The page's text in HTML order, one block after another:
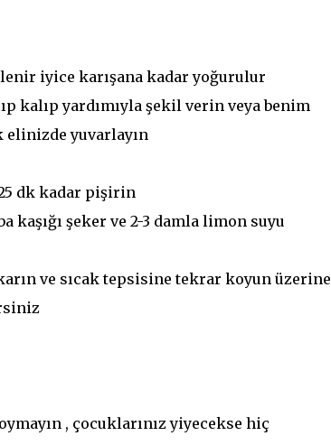
iyice karışana kadar yoğurulur
kalıp yardımıyla şekil verin veya benim
elinizde yuvarlayın
25 dk kadar pişirin
kaşığı şeker ve 2-3 damla limon suyu
ve sıcak tepsisine tekrar koyun üzerine
, çocuklarınız yiyecekse hiç